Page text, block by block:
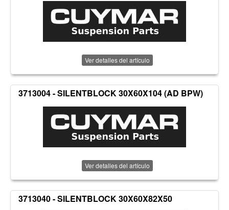
Ver detalles del artículo
3713004 - SILENTBLOCK 30X60X104 (AD BPW)
Ver detalles del artículo
3713040 - SILENTBLOCK 30X60X82X50